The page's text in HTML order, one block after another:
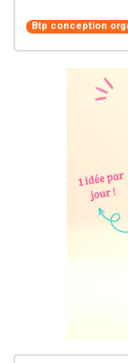
Btp conception